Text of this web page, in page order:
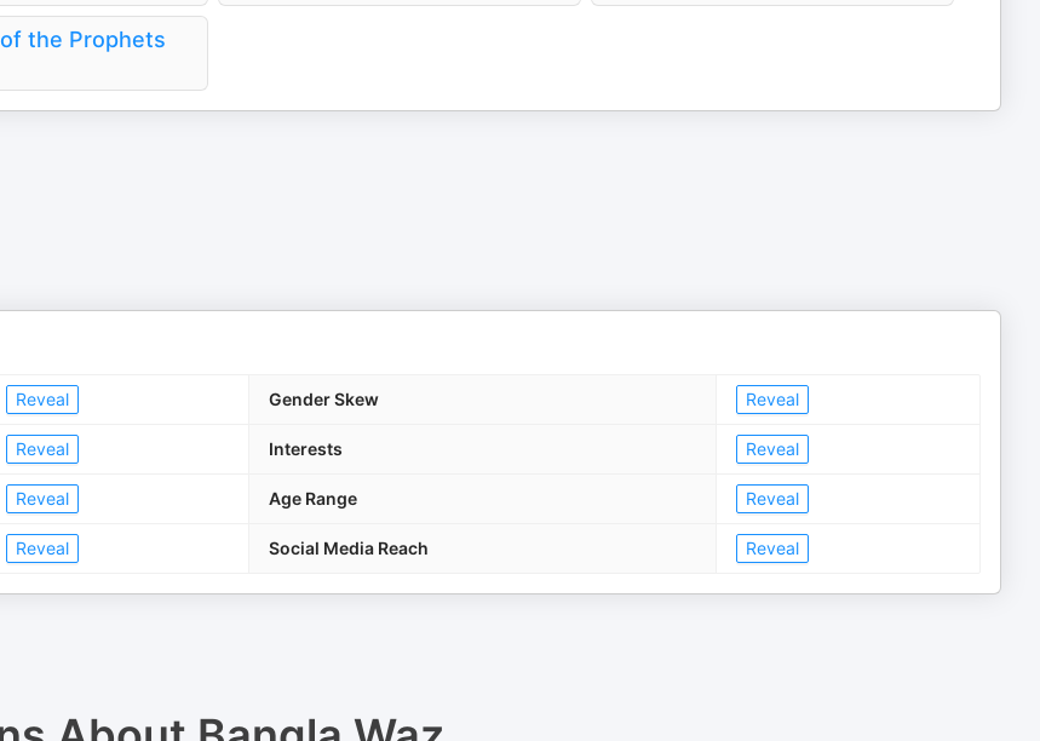
the Prophets
Reveal Gender Skew Reveal
Reveal Interests Reveal
Reveal Age Range Reveal
Reveal Social Media Reach Reveal